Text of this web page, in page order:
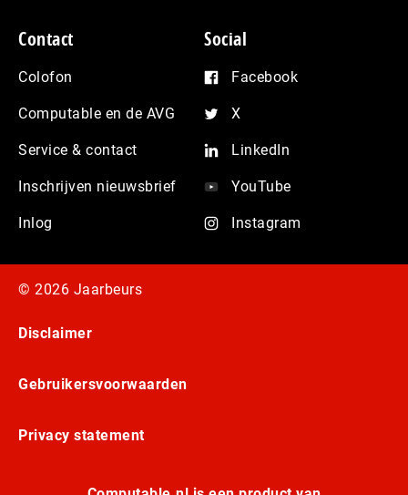
Contact
Colofon
Computable en de AVG
Service & contact
Inschrijven nieuwsbrief
Inlog
Social
Facebook
X
LinkedIn
YouTube
Instagram
© 2026 Jaarbeurs
Disclaimer
Gebruikersvoorwaarden
Privacy statement